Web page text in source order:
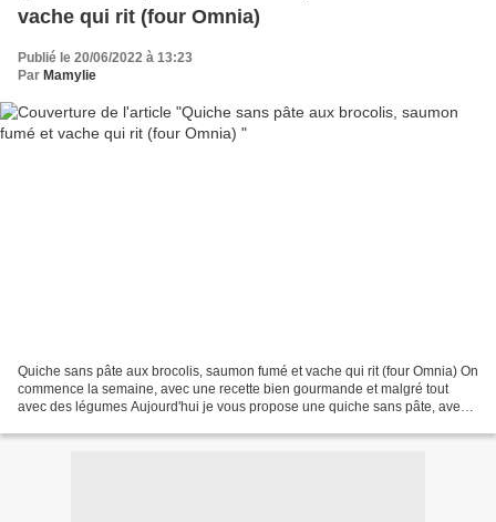
vache qui rit (four Omnia)
Publié le 20/06/2022 à 13:23
Par Mamylie
Quiche sans pâte aux brocolis, saumon fumé et vache qui rit (four Omnia) On
commence la semaine, avec une recette bien gourmande et malgré tout
avec des légumes Aujourd'hui je vous propose une quiche sans pâte, avec